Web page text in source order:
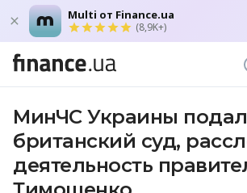
Multi от Finance.ua
(8,9K+)
МинЧС Украины
британский суд,
деятельность